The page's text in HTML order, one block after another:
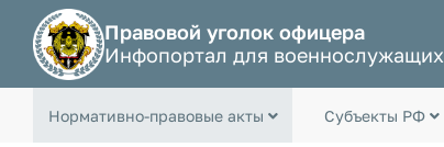
Правовой уголок офицера
Инфопортал для военнослужащих
Нормативно-правовые акты Субъекты РФ